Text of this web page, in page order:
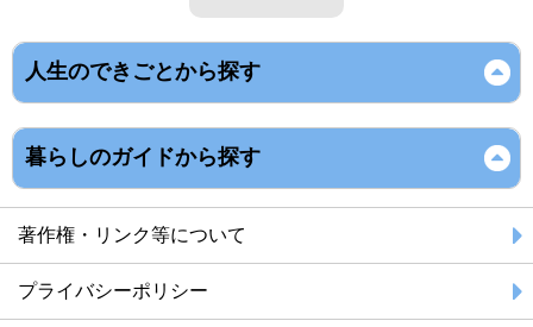
人生のできごとから探す
暮らしのガイドから探す
著作権・リンク等について
プライバシーポリシー